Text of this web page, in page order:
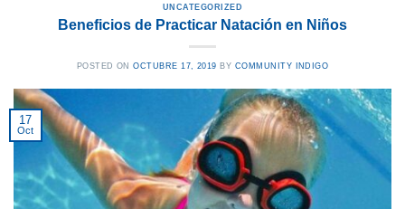
UNCATEGORIZED
Beneficios de Practicar Natación en Niños
POSTED ONOCTUBRE 17, 2019 BY COMMUNITY INDIGO
17
Oct